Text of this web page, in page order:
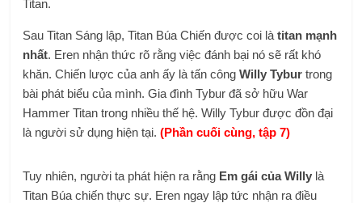
Titan.
Sau Titan Sáng lập, Titan Búa Chiến được coi làtitan mạnh
nhất. Eren nhận thức rõ rằng việc đánh bại nó sẽ rất khó
khăn. Chiến lược của anh ấy là tấn côngWilly Tybur trong
bài phát biểu của mình. Gia đình Tybur đã sở hữu War
Hammer Titan trong nhiều thế hệ. Willy Tybur được đồn đại
là người sử dụng hiện tại. (Phần cuối cùng, tập 7)
Tuy nhiên, người ta phát hiện ra rằng Em gái của Willy là
Titan Búa chiến thực sự. Eren ngay lập tức nhận ra điều